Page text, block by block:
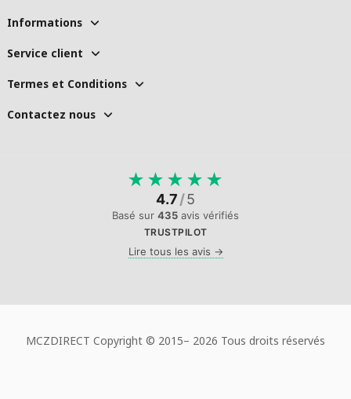
Informations
Service client
Termes et Conditions
Contactez nous
★ ★ ★ ★ ★
4.7/5
Basé sur 435 avis vérifiés
TRUSTPILOT
Lire tous les avis →
MCZDIRECT Copyright © 2015– 2026 Tous droits réservés